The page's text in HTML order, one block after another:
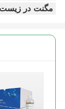
مگنت در